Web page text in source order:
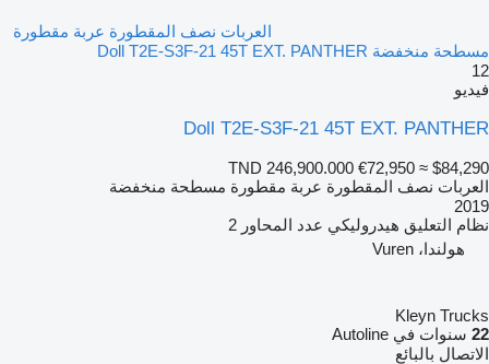
العربات نصف المقطورة عربة مقطورة
مسطحة منخفضة Doll T2E-S3F-21 45T EXT. PANTHER
12
فيديو
Doll T2E-S3F-21 45T EXT. PANTHER
TND 246,900.000 €72,950 ≈ $84,290
العربات نصف المقطورة عربة مقطورة مسطحة منخفضة
2019
نظام التعليق هيدروليكي عدد المحاور 2
هولندا، Vuren
Kleyn Trucks
22 سنوات في Autoline
الاتصال بالبائع